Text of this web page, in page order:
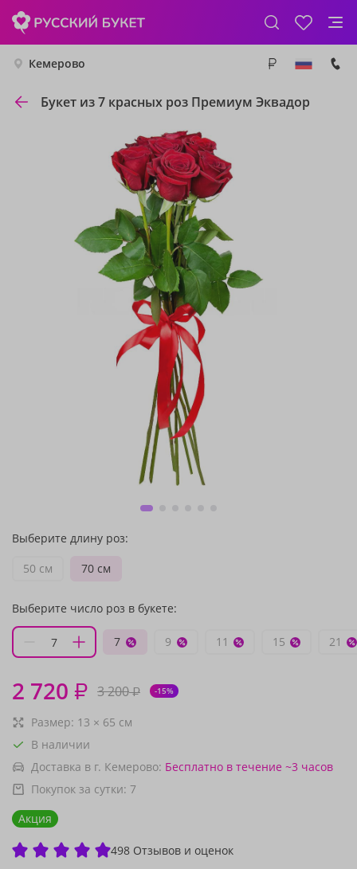
Кемерово
Букет из 7 красных роз Премиум Эквадор
Выберите длину роз:
50 см
70 см
Выберите число роз в букете:
7 9 11 15 21
2 720 ₽ 3 200₽ -15%
Размер: 13 × 65 см
В наличии
Доставка в г. Кемерово: Бесплатно в течение ~3 часов
Покупок за сутки: 7
Акция
498 Отзывов и оценок